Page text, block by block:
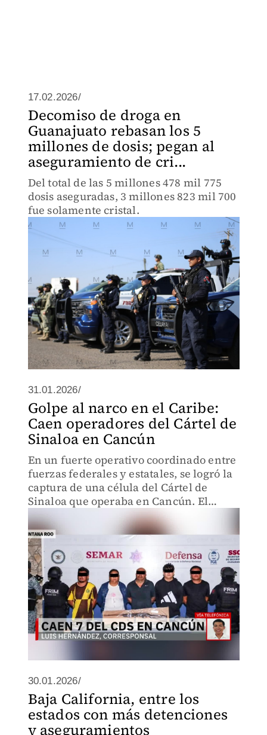
17.02.2026/
Decomiso de droga en
Guanajuato rebasan los 5
millones de dosis; pegan al
aseguramiento de cri...
Del total de las 5 millones 478 mil 775
dosis aseguradas, 3 millones 823 mil 700
fue solamente cristal.
31.01.2026/
Golpe al narco en el Caribe:
Caen operadores del Cártel de
Sinaloa en Cancún
En un fuerte operativo coordinado entre
fuerzas federales y estatales, se logró la
captura de una célula del Cártel de
Sinaloa que operaba en Cancún. El
aseguramiento incluye diversas dosis de
drogas listas para su distribución en
centros nocturnos.
30.01.2026/
Baja California, entre los
estados con más detenciones
y aseguramientos